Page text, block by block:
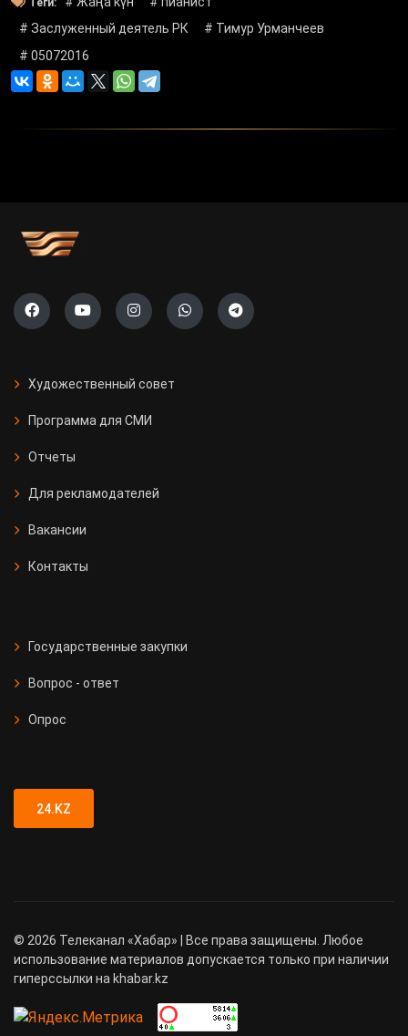
Теги:
# Заслуженный деятель РК
# Тимур Урманчеев
# 05072016
Художественный совет
Программа для СМИ
Отчеты
Для рекламодателей
Вакансии
Контакты
Государственные закупки
Вопрос - ответ
Опрос
24.KZ
© 2026 Телеканал «Хабар» | Все права защищены. Любое
использование материалов допускается только при наличии
гиперссылки на khabar.kz